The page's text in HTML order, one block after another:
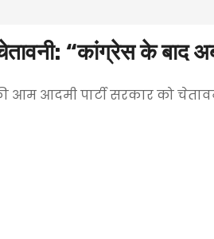
“कांग्रेस के बाद
आम आदमी पार्टी सरकार को